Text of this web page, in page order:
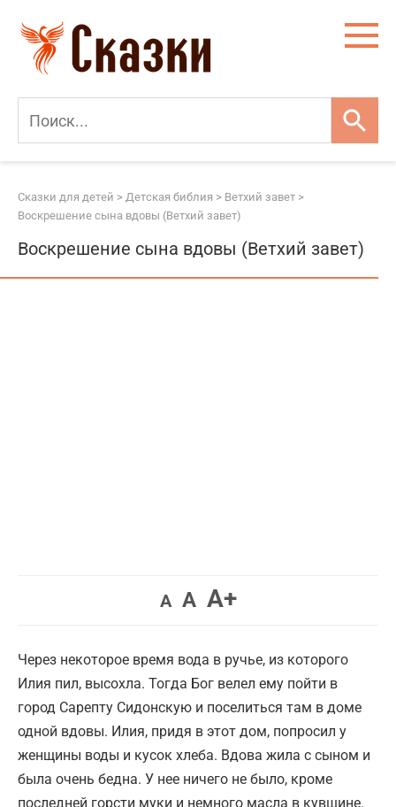
контенту
Сказки для детей > Детская библия > Ветхий завет >
Воскрешение сына вдовы (Ветхий завет)
Воскрешение сына вдовы (Ветхий завет)
AУменьшить
AВернуть
A+Увеличить
Через некоторое время вода в ручье, из которого
Илия пил, высохла. Тогда Бог велел ему пойти в
город Сарепту Сидонскую и поселиться там в доме
одной вдовы. Илия, придя в этот дом, попросил у
женщины воды и кусок хлеба. Вдова жила с сыном и
была очень бедна. У нее ничего не было, кроме
последней горсти муки и немного масла в кувшине.